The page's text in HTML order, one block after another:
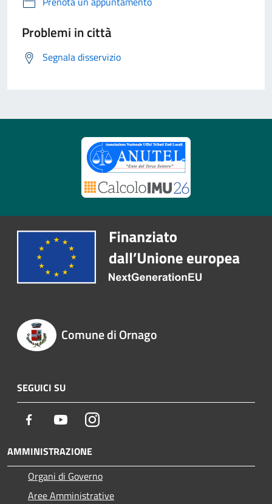
Problemi in città
Segnala disservizio
Comune di Ornago
SEGUICI SU
Facebook YoutubeInstagram
AMMINISTRAZIONE
Organi di Governo
Aree Amministrative